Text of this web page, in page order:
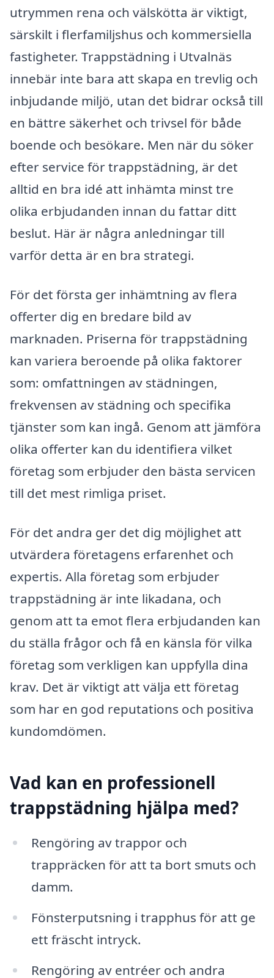
utrymmen rena och välskötta är viktigt,
särskilt i flerfamiljshus och kommersiella
fastigheter. Trappstädning i Utvalnäs
innebär inte bara att skapa en trevlig och
inbjudande miljö, utan det bidrar också till
en bättre säkerhet och trivsel för både
boende och besökare. Men när du söker
efter service för trappstädning, är det
alltid en bra idé att inhämta minst tre
olika erbjudanden innan du fattar ditt
beslut. Här är några anledningar till
varför detta är en bra strategi.
För det första ger inhämtning av flera
offerter dig en bredare bild av
marknaden. Priserna för trappstädning
kan variera beroende på olika faktorer
som: omfattningen av städningen,
frekvensen av städning och specifika
tjänster som kan ingå. Genom att jämföra
olika offerter kan du identifiera vilket
företag som erbjuder den bästa servicen
till det mest rimliga priset.
För det andra ger det dig möjlighet att
utvärdera företagens erfarenhet och
expertis. Alla företag som erbjuder
trappstädning är inte likadana, och
genom att ta emot flera erbjudanden kan
du ställa frågor och få en känsla för vilka
företag som verkligen kan uppfylla dina
krav. Det är viktigt att välja ett företag
som har en god reputations och positiva
kundomdömen.
Vad kan en professionell
trappstädning hjälpa med?
Rengöring av trappor och
trappräcken för att ta bort smuts och
damm.
Fönsterputsning i trapphus för att ge
ett fräscht intryck.
Rengöring av entréer och andra